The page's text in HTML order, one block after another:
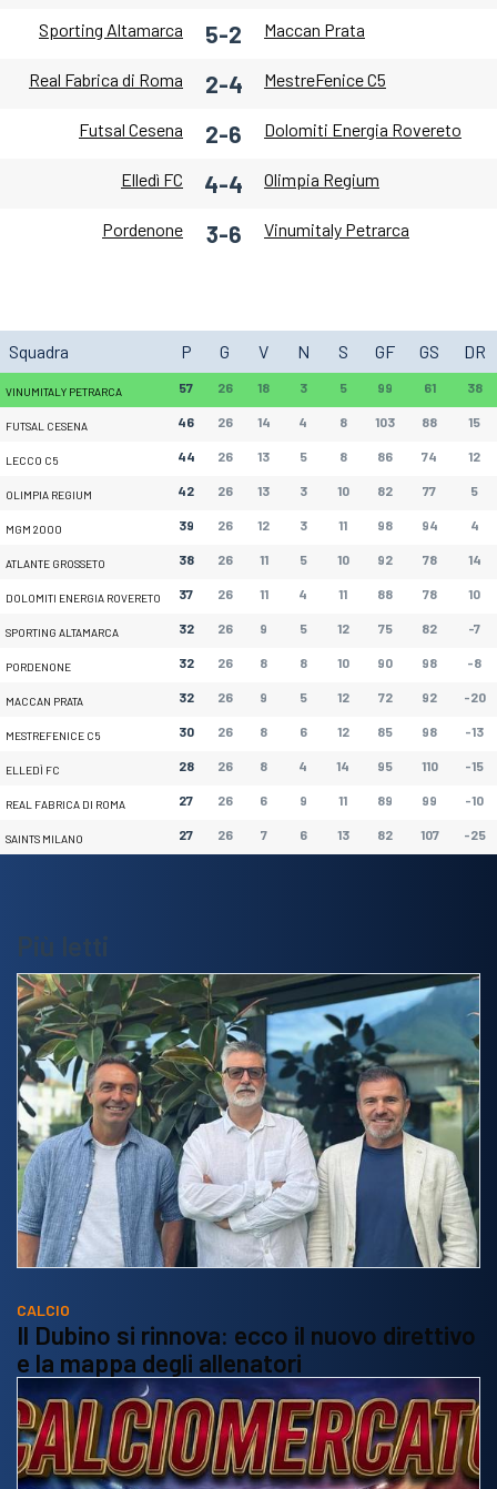
Sporting Altamarca 5-2 Maccan Prata
Real Fabrica di Roma 2-4 MestreFenice C5
Futsal Cesena 2-6 Dolomiti Energia Rovereto
Elledì FC 4-4 Olimpia Regium
Pordenone 3-6 Vinumitaly Petrarca
Squadra P G V N S GF GS DR
VINUMITALY PETRARCA 57 26 18 3 5 99 61 38
FUTSAL CESENA 46 26 14 4 8 103 88 15
LECCO C5 44 26 13 5 8 86 74 12
OLIMPIA REGIUM 42 26 13 3 10 82 77 5
MGM 2000 39 26 12 3 11 98 94 4
ATLANTE GROSSETO 38 26 11 5 10 92 78 14
DOLOMITI ENERGIA ROVERETO 37 26 11 4 11 88 78 10
SPORTING ALTAMARCA 32 26 9 5 12 75 82 -7
PORDENONE 32 26 8 8 10 90 98 -8
MACCAN PRATA 32 26 9 5 12 72 92 -20
MESTREFENICE C5 30 26 8 6 12 85 98 -13
ELLEDÌ FC 28 26 8 4 14 95 110 -15
REAL FABRICA DI ROMA 27 26 6 9 11 89 99 -10
SAINTS MILANO 27 26 7 6 13 82 107 -25
Più letti
CALCIO
Il Dubino si rinnova: ecco il nuovo direttivo
e la mappa degli allenatori